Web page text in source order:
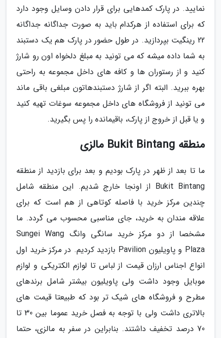
نمایید. در پارک کمدهایی برای قرار دادن وسایل وجود دارد
که برای استفاده از هرکدام باید به صورت جداگانه جداگانه
22 رینگیت بپردازید. در طول حضور در پارک هم یک دستبند
به شما داده میشه که می تونید به مبلغ دلخواه اون رو شارژ
کنید و از رستوران ها و کافه های داخل مجموعه به راحتی
بهره ببرید. البته اگر از شارژ دستبندهاتون مبلغی باقی ماند
می تونید از فروشگاه های داخل مجموعه سوغات تهیه کنید
و یا قبل از خروج از پارک، باقیمانده را پس بگیرید.
منطقه Bukit Bintang مالزی
ما تا بعد از ظهر در پارک بودیم و بعد برای بازدید از منطقه
Bukit Bintang از اونجا خارج شدیم. این منطقه شامل
چندین مرکز خرید با فاصله کوتاهی از هم است که برای
علاقه مندان به خرید، جای مناسبی محسوب می گردد. ما
مشخصا از دو مرکز خرید سانگی وانگ Sungei Wang
Plaza و پاویلیون Pavilion بازدید کردیم. در مرکز خرید اول
انواع اجناس ارزان قیمت از لباس تا لوازم الکتریکی و لوازم
موبایل وجود داشت ولی پاویلیون بیشتر شامل برندهای
مطرح و فروشگاه های شیک تر بود که طبیعتا قیمت های
بالاتری داشت ولی با توجه به فصل خرید عموما بین 30 تا
70 درصد تخفیف داشتند. بنابراین در سفر به مالزی، حتما